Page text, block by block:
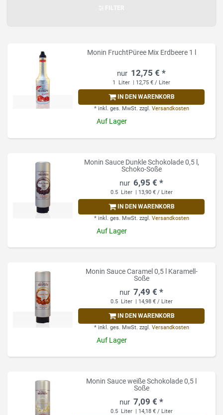
Monin FruchtPüree Mix Erdbeere 1 l
12,75 € *
1 Liter | 12,75 € / Liter
IN DEN WARENKORB
* inkl. ges. MwSt. zzgl. Versandkosten
Auf Lager
Monin Sauce Dunkle Schokolade 0,5 l,
Schoko-Soße
6,95 € *
0.5 Liter | 13,90 € / Liter
IN DEN WARENKORB
* inkl. ges. MwSt. zzgl. Versandkosten
Auf Lager
Monin Sauce Caramel 0,5 l Karamell-
Soße
7,49 € *
0.5 Liter | 14,98 € / Liter
IN DEN WARENKORB
* inkl. ges. MwSt. zzgl. Versandkosten
Auf Lager
Monin Sauce weiße Schokolade 0,5 l
Soße
7,09 € *
0.5 Liter | 14,18 € / Liter